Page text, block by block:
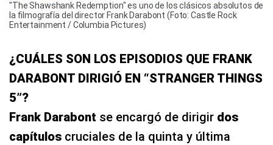
"The Shawshank Redemption" es uno de los clásicos absolutos de
la filmografía del director Frank Darabont (Foto: Castle Rock
Entertainment / Columbia Pictures)
¿CUÁLES SON LOS EPISODIOS QUE FRANK
DARABONT DIRIGIÓ EN “STRANGER THINGS
5”?
Frank Darabont se encargó de dirigir dos
capítulos cruciales de la quinta y última